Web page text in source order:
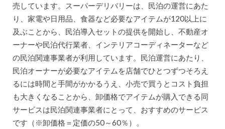
売しています。スーパーデリバリーは、民泊の運営にあた
り、家電や日用品、食器など必要なアイテムが120以上に
及ぶことから、民泊導入セットの提供を開始し、不動産オ
ーナーや民泊代行業者、インテリアコーディネーターなど
の民泊関連事業者が利用しています。民泊運営にあたり、
民泊オーナーが必要なアイテムを店舗でひとつずつそろえ
るには時間と手間がかかるうえ、小売で買うとコスト負担
も大きくなることから、卸価格でアイテムが購入できる同
サービスは民泊関連事業者にとって、おすすめのサービス
です（※卸価格＝定価の50～60％）。